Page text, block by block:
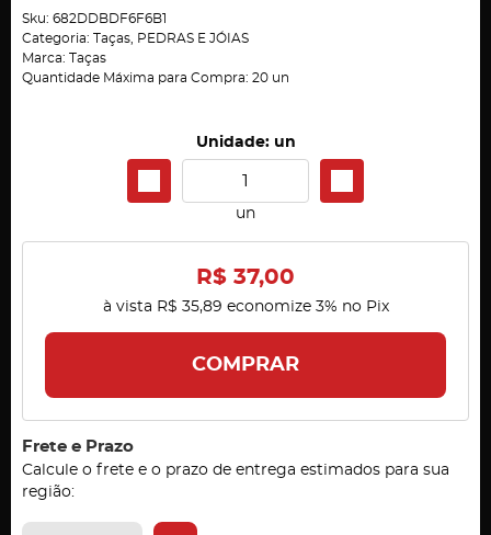
Sku: 682DDBDF6F6B1
Categoria:
Taças
PEDRAS E JÓIAS
Marca:
Taças
Quantidade Máxima para Compra: 20 un
Unidade: un
un
R$ 37,00
à vista R$ 35,89 economize 3% no Pix
COMPRAR
Frete e Prazo
Calcule o frete e o prazo de entrega estimados para sua
região: